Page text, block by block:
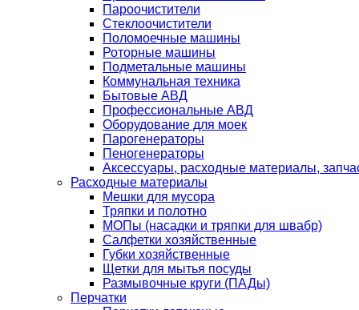
Пароочистители
Стеклоочистители
Поломоечные машины
Роторные машины
Подметальные машины
Коммунальная техника
Бытовые АВД
Профессиональные АВД
Оборудование для моек
Парогенераторы
Пеногенераторы
Аксессуары, расходные материалы,
Расходные материалы
Мешки для мусора
Тряпки и полотно
МОПы (насадки и тряпки для швабр)
Салфетки хозяйственные
Губки хозяйственные
Щетки для мытья посуды
Размывочные круги (ПАДы)
Перчатки